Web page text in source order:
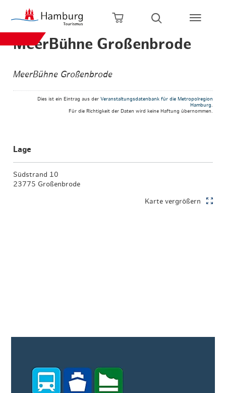
Zum Hauptinhalt springen
Zur Hauptnavigation springen
Zur Volltextsuche springen
Zum Footer springen
Warenkorb öffnen
Suche öffnen
MeerBühne Großenbrode
MeerBühne Großenbrode
Dies ist ein Eintrag aus der Veranstaltungsdatenbank für die Metropolregion
Hamburg.
Für die Richtigkeit der Daten wird keine Haftung übernommen.
Lage
Südstrand 10
23775 Großenbrode
Karte vergrößern